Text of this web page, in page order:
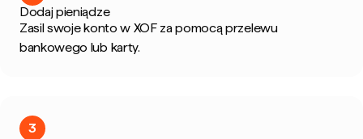
Dodaj pieniądze
Zasil swoje konto w XOF za pomocą przelewu
bankowego lub karty.
3